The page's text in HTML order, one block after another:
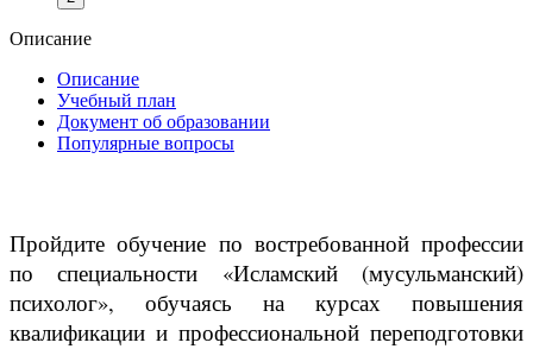
Описание
Описание
Учебный план
Документ об образовании
Популярные вопросы
Пройдите обучение по востребованной профессии
по специальности «Исламский (мусульманский)
психолог», обучаясь на курсах повышения
квалификации и профессиональной переподготовки